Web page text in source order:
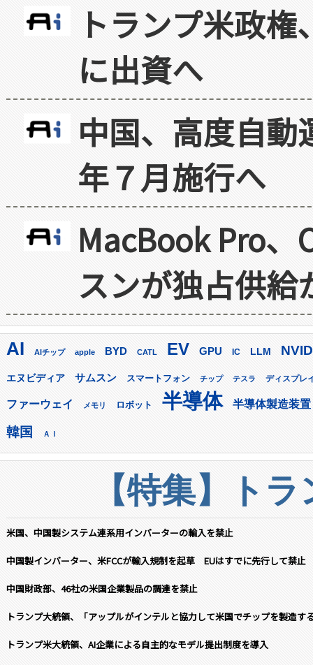
トランプ米政
に出資へ
中国、高度自
年７月施行へ
MacBook Pro
スンが独占供給
AI AIチップ apple BYD CATL EV GPU IC LLM
エヌビディア サムスン スマートフォン チップ テスラ ディスプレ
ファーウェイ メモリ ロボット 半導体 半導体製造装置
韓国 ＡＩ
【特集】ト
米国、中国製システム連系用インバーターの輸入を禁止
中国製インバーター、米FCCが輸入規制を起草 EUはすでに先行して禁止
中国財政部、46社の米国企業製品の調達を禁止
トランプ大統領、「アップルがインテルと協力して米国でチップを製造す
トランプ米大統領、AI企業による自主的なモデル提出制度を導入